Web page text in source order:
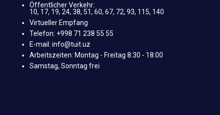
Öffentlicher Verkehr:
10, 17, 19, 24, 38, 51, 60, 67, 72, 93, 115, 140
Virtueller Empfang
Telefon: +998 71 238 55 55
E-mail: info@tuit.uz
Arbeitszeiten: Montag - Freitag 8:30 - 18:00
Samstag, Sonntag frei